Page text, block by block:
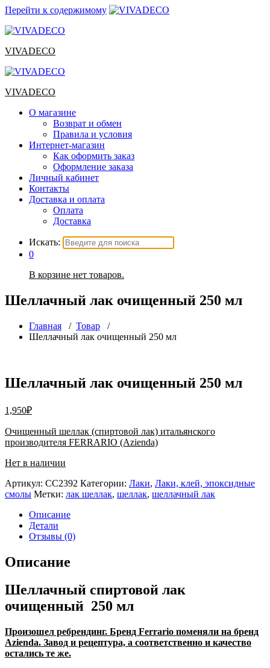
Перейти к содержимому
VIVADECO
VIVADECO
О магазине
Возврат и обмен
Правила и условия
Интернет-магазин
Как оформить заказ
Оформление заказа
Личный кабинет
Контакты
Доставка и оплата
Оплата
Доставка
Искать:
0
В корзине нет товаров.
Шеллачный лак очищенный 250 мл
Главная / Товар /
Шеллачный лак очищенный 250 мл
Шеллачный лак очищенный 250 мл
1,950₽
Очищенный шеллак (спиртовой лак) итальянского
производителя FERRARIO (Azienda)
Нет в наличии
Артикул: СС2392 Категории: Лаки, Лаки, клей, эпоксидные
смолы Метки: лак шеллак, шеллак, шеллачный лак
Описание
Детали
Отзывы (0)
Описание
Шеллачный спиртовой лак
очищенный 250 мл
Произошел ребрендинг. Бренд Ferrario поменяли на бренд
Azienda. Завод и рецептура, а соответственно и качество
остались те же.